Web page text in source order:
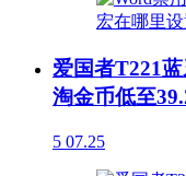
爱国者T221
淘金币低至
5 07.25